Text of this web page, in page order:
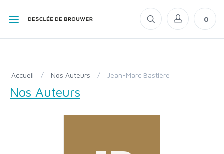
0
Accueil / Nos Auteurs / Jean-Marc Bastière
Nos Auteurs